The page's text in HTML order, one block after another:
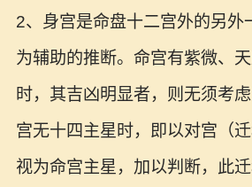
2、身宫是命盘十二宫外的另外
为辅助的推断。命宫有紫微、
时，其吉凶明显者，则无须考
宫无十四主星时，即以对宫（迁
视为命宫主星，加以判断，此